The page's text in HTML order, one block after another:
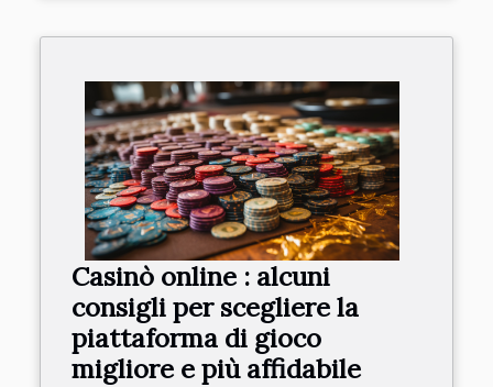
Casinò online : alcuni
consigli per scegliere la
piattaforma di gioco
migliore e più affidabile